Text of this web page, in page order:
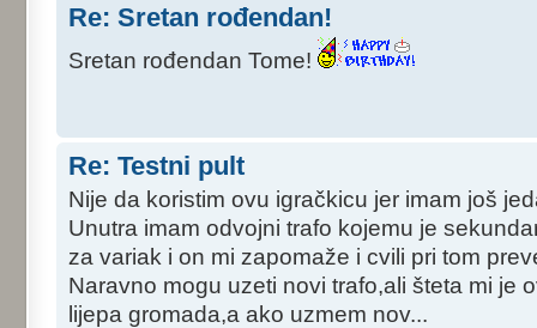
Re: Sretan rođendan!
Sretan rođendan Tome!
Re: Testni pult
Nije da koristim ovu igračkicu jer imam još
Unutra imam odvojni trafo kojemu je
za variak i on mi zapomaže i cvili pri tom
Naravno mogu uzeti novi trafo,ali šteta mi je
lijepa gromada,a ako uzmem nov...